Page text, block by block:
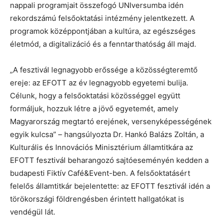
nappali programjait összefogó UNIversumba idén
rekordszámú felsőoktatási intézmény jelentkezett. A
programok középpontjában a kultúra, az egészséges
életmód, a digitalizáció és a fenntarthatóság áll majd.
„A fesztivál legnagyobb erőssége a közösségteremtő
ereje: az EFOTT az év legnagyobb egyetemi bulija.
Célunk, hogy a felsőoktatási közösséggel együtt
formáljuk, hozzuk létre a jövő egyetemét, amely
Magyarország megtartó erejének, versenyképességének
egyik kulcsa” – hangsúlyozta Dr. Hankó Balázs Zoltán, a
Kulturális és Innovációs Minisztérium államtitkára az
EFOTT fesztivál beharangozó sajtóeseményén kedden a
budapesti Fiktív Café&Event-ben. A felsőoktatásért
felelős államtitkár bejelentette: az EFOTT fesztivál idén a
törökországi földrengésben érintett hallgatókat is
vendégül lát.